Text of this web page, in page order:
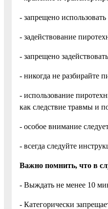
- запрещено
- задействование
- запрещено
- никогда не разбирайте
- использование
как следствие травмы и
- особое внимание
- всегда следуйте
Важно помнить, что в
- Выждать не менее 10
- Категорически